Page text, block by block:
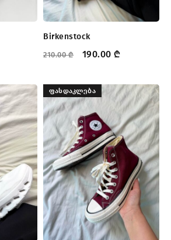
Birkenstock
210.00₾ 190.00 ₾
ᲤᲐᲡᲓᲐᲙᲚᲔᲑᲐ